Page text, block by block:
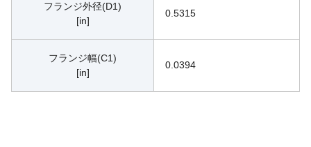
フランジ外径(D1)
[in]
0.5315
フランジ幅(C1)
[in]
0.0394